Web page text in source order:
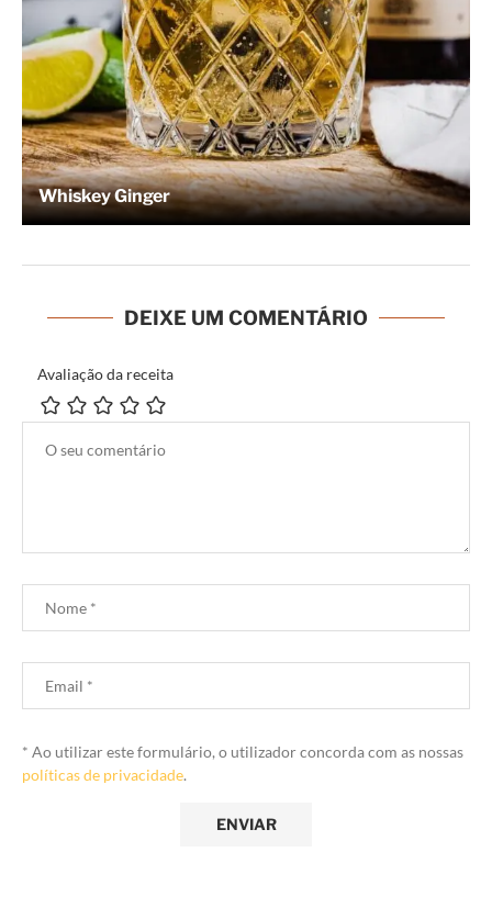
Whiskey Ginger
DEIXE UM COMENTÁRIO
Avaliação da receita
* Ao utilizar este formulário, o utilizador concorda com as nossas
políticas de privacidade.